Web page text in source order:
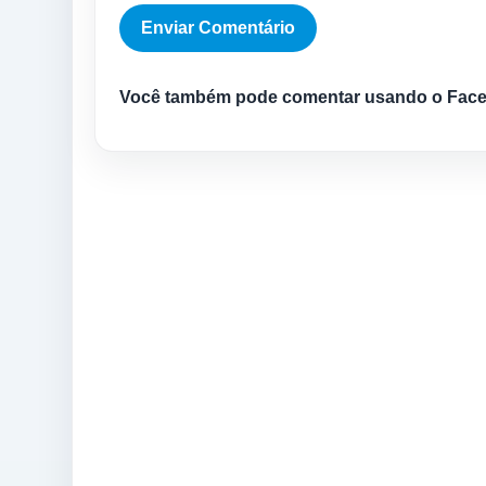
Você também pode comentar usando o